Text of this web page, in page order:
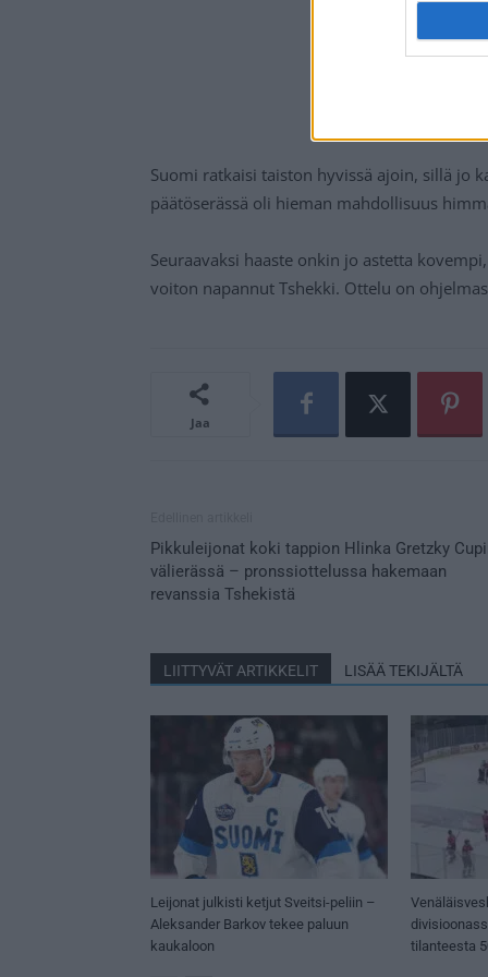
Suomi ratkaisi taiston hyvissä ajoin, sillä jo
päätöserässä oli hieman mahdollisuus
Seuraavaksi haaste onkin jo astetta
voiton napannut Tshekki. Ottelu on
Jaa
Pikkuleijonat koki tappion Hlinka Gretzky
välierässä – pronssiottelussa hakemaan
revanssia Tshekistä
LIITTYVÄT ARTIKKELIT LISÄÄ TEKIJÄLTÄ
Leijonat julkisti ketjut Sveitsi-peliin –
Aleksander Barkov tekee paluun
kaukaloon
tilanteesta